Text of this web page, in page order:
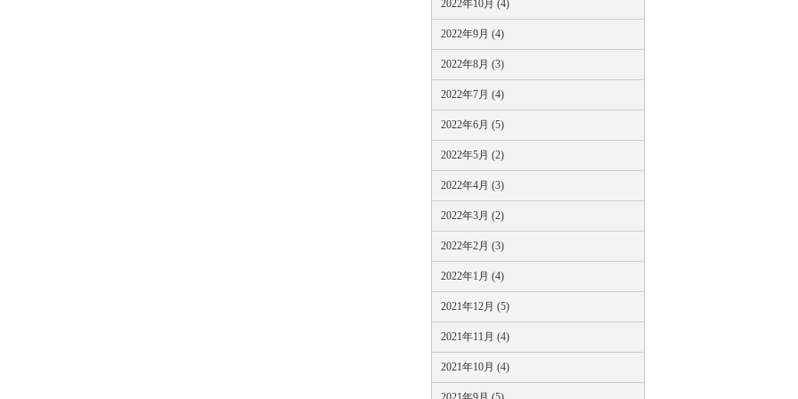
2022年10月 (4)
2022年9月 (4)
2022年8月 (3)
2022年7月 (4)
2022年6月 (5)
2022年5月 (2)
2022年4月 (3)
2022年3月 (2)
2022年2月 (3)
2022年1月 (4)
2021年12月 (5)
2021年11月 (4)
2021年10月 (4)